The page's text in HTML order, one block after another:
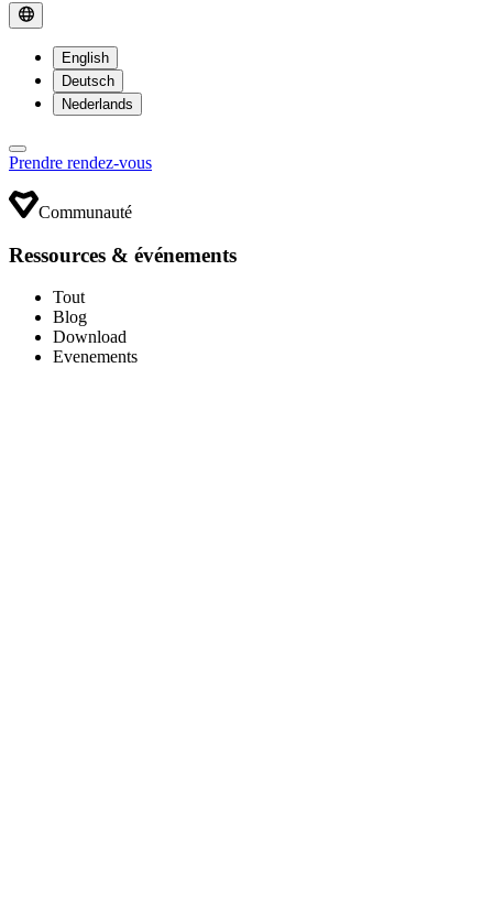
English
Deutsch
Nederlands
Prendre rendez-vous
Communauté
Ressources & événements
Tout
Blog
Download
Evenements